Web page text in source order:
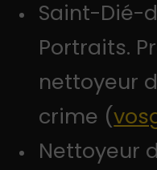
Saint-Dié-
Portraits.
nettoyeur
crime (
Nettoyeur